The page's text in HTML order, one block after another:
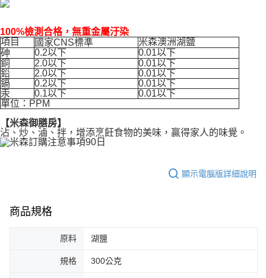
100%檢測合格，無重金屬汙染
項目
國家CNS標準
米森澳洲湖鹽
砷
0.2以下
0.01以下
銅
2.0以下
0.01以下
鉛
2.0以下
0.01以下
鎘
0.2以下
0.01以下
汞
0.1以下
0.01以下
單位：PPM
【米森御膳房】
沾、炒、滷、拌，增添烹飪食物的美味，贏得家人的味覺。
顯示電腦版詳細說明
商品規格
原料 湖鹽
規格 300公克